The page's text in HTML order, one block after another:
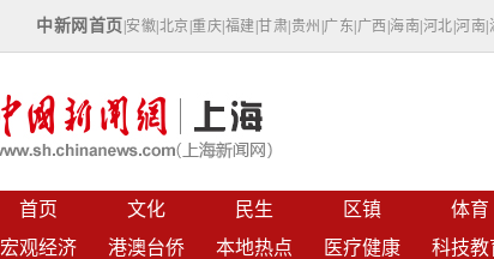
中新网首页 安徽 北京 |重庆 福建 |甘肃 贵州 广东 广西 海南 河北 |河南
首页 文化 民生 区镇 体育
宏观经济
港澳台侨 本地热点 医疗健康 科技教